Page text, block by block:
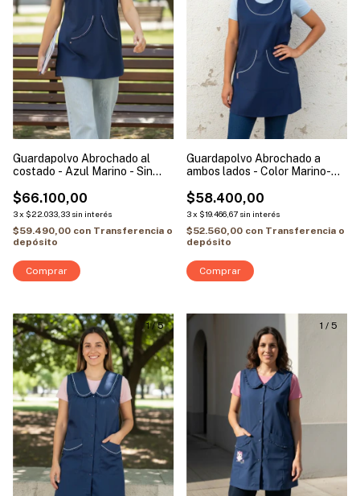
Guardapolvo Abrochado al
costado - Azul Marino - Sin
$66.100,00
3x $22.033,33 sin interés
$59.490,00 con Transferencia o
depósito
Comprar
Guardapolvo Abrochado a
ambos lados - Color Marino-
Blanco
$58.400,00
3x $19.466,67 sin interés
$52.560,00 con Transferencia o
depósito
Comprar
1/5 1 / 5